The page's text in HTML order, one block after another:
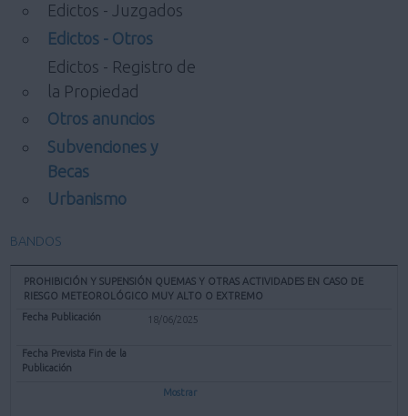
Edictos - Juzgados
Edictos - Otros
Edictos - Registro de
la Propiedad
Otros anuncios
Subvenciones y
Becas
Urbanismo
BANDOS
PROHIBICIÓN Y SUPENSIÓN QUEMAS Y OTRAS ACTIVIDADES EN CASO DE
RIESGO METEOROLÓGICO MUY ALTO O EXTREMO
18/06/2025
Mostrar